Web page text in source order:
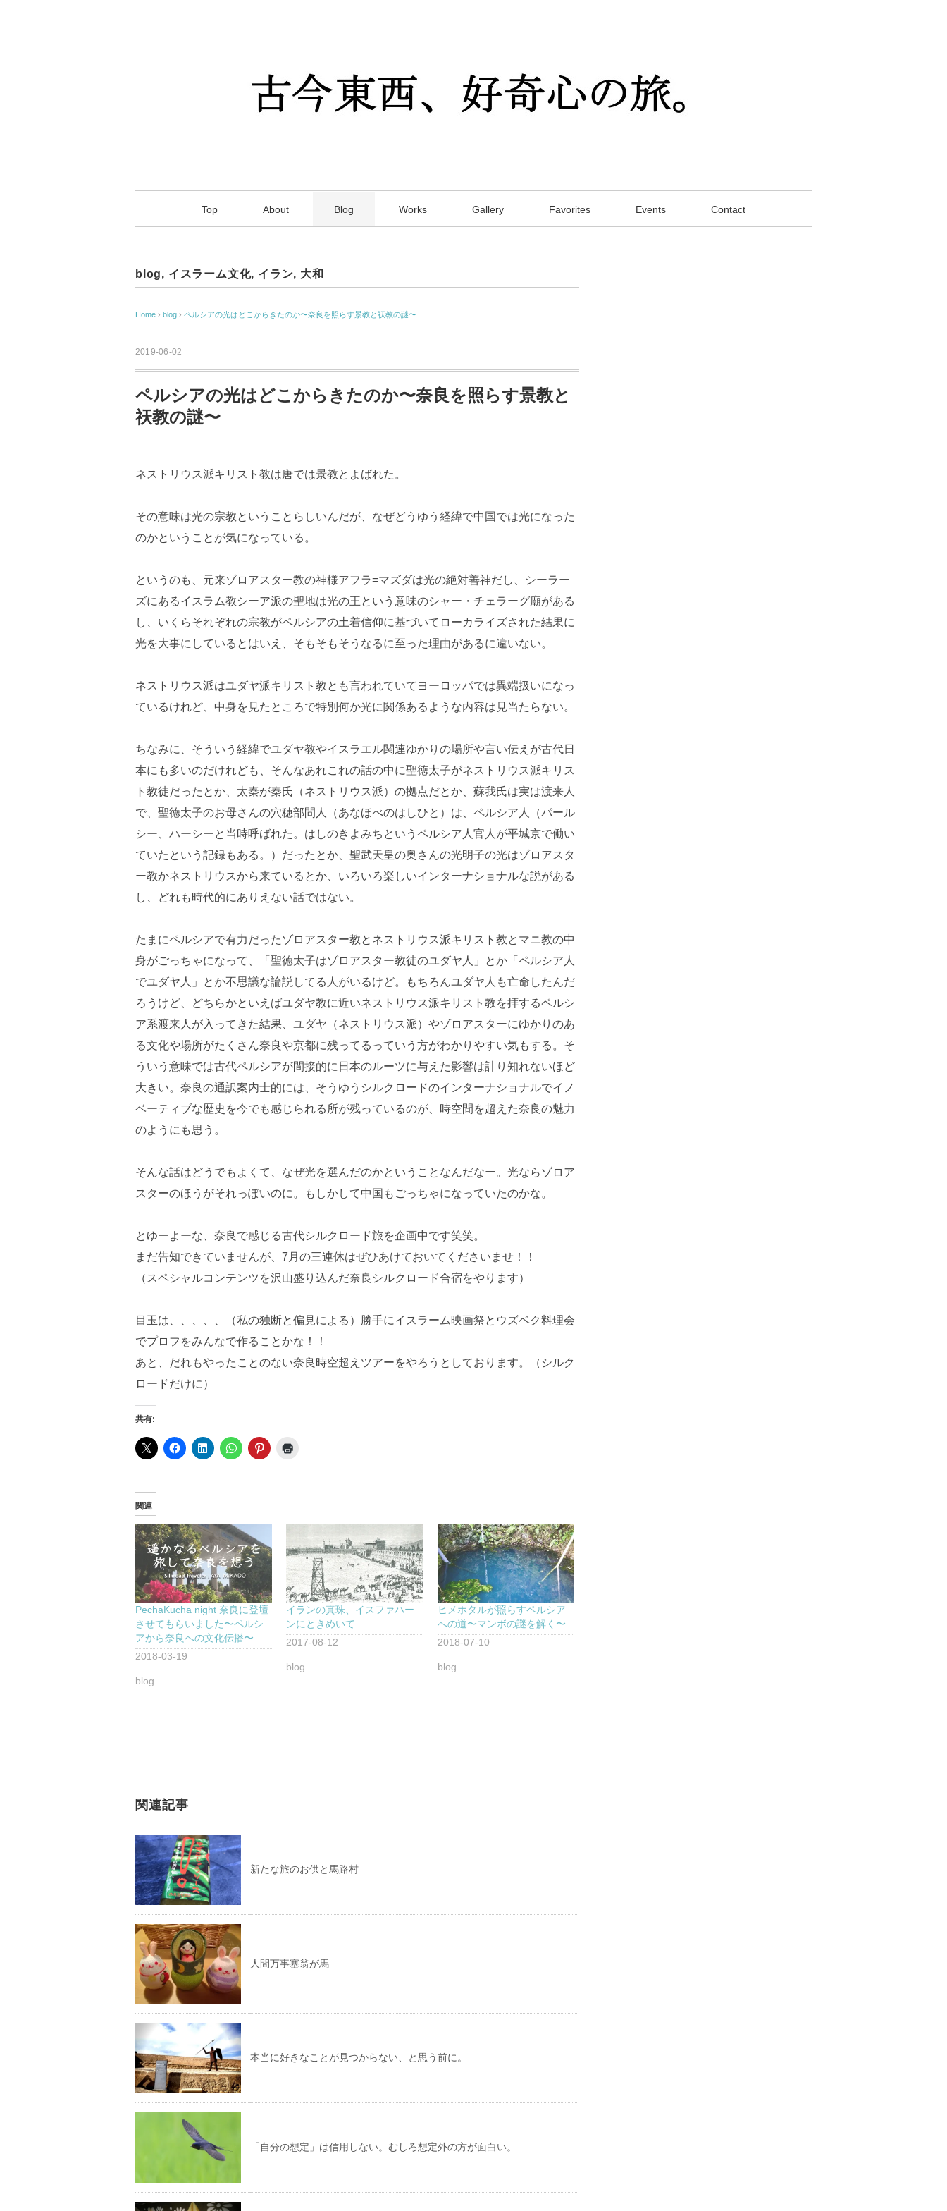
Top About Blog Works Gallery Favorites Events Contact
blog, イスラーム文化, イラン, 大和
Home › blog › ペルシアの光はどこからきたのか〜奈良を照らす景教と祆教の謎〜
2019-06-02
ペルシアの光はどこからきたのか〜奈良を照らす景教と
祆教の謎〜
ネストリウス派キリスト教は唐では景教とよばれた。
その意味は光の宗教ということらしいんだが、なぜどうゆう経緯で中国では光になった
のかということが気になっている。
というのも、元来ゾロアスター教の神様アフラ=マズダは光の絶対善神だし、シーラー
ズにあるイスラム教シーア派の聖地は光の王という意味のシャー・チェラーグ廟がある
し、いくらそれぞれの宗教がペルシアの土着信仰に基づいてローカライズされた結果に
光を大事にしているとはいえ、そもそもそうなるに至った理由があるに違いない。
ネストリウス派はユダヤ派キリスト教とも言われていてヨーロッパでは異端扱いになっ
ているけれど、中身を見たところで特別何か光に関係あるような内容は見当たらない。
ちなみに、そういう経緯でユダヤ教やイスラエル関連ゆかりの場所や言い伝えが古代日
本にも多いのだけれども、そんなあれこれの話の中に聖徳太子がネストリウス派キリス
ト教徒だったとか、太秦が秦氏（ネストリウス派）の拠点だとか、蘇我氏は実は渡来人
で、聖徳太子のお母さんの穴穂部間人（あなほべのはしひと）は、ペルシア人（パール
シー、ハーシーと当時呼ばれた。はしのきよみちというペルシア人官人が平城京で働い
ていたという記録もある。）だったとか、聖武天皇の奥さんの光明子の光はゾロアスタ
ー教かネストリウスから来ているとか、いろいろ楽しいインターナショナルな説がある
し、どれも時代的にありえない話ではない。
たまにペルシアで有力だったゾロアスター教とネストリウス派キリスト教とマニ教の中
身がごっちゃになって、「聖徳太子はゾロアスター教徒のユダヤ人」とか「ペルシア人
でユダヤ人」とか不思議な論説してる人がいるけど。もちろんユダヤ人も亡命したんだ
ろうけど、どちらかといえばユダヤ教に近いネストリウス派キリスト教を拝するペルシ
ア系渡来人が入ってきた結果、ユダヤ（ネストリウス派）やゾロアスターにゆかりのあ
る文化や場所がたくさん奈良や京都に残ってるっていう方がわかりやすい気もする。そ
ういう意味では古代ペルシアが間接的に日本のルーツに与えた影響は計り知れないほど
大きい。奈良の通訳案内士的には、そうゆうシルクロードのインターナショナルでイノ
ベーティブな歴史を今でも感じられる所が残っているのが、時空間を超えた奈良の魅力
のようにも思う。
そんな話はどうでもよくて、なぜ光を選んだのかということなんだなー。光ならゾロア
スターのほうがそれっぽいのに。もしかして中国もごっちゃになっていたのかな。
とゆーよーな、奈良で感じる古代シルクロード旅を企画中です笑笑。
まだ告知できていませんが、7月の三連休はぜひあけておいてくださいませ！！
（スペシャルコンテンツを沢山盛り込んだ奈良シルクロード合宿をやります）
目玉は、、、、、（私の独断と偏見による）勝手にイスラーム映画祭とウズベク料理会
でプロフをみんなで作ることかな！！
あと、だれもやったことのない奈良時空超えツアーをやろうとしております。（シルク
ロードだけに）
共有:
関連
PechaKucha night 奈良に登壇
させてもらいました〜ペルシ
アから奈良への文化伝播〜
2018-03-19
blog
イランの真珠、イスファハー
ンにときめいて
2017-08-12
blog
ヒメホタルが照らすペルシア
への道〜マンボの謎を解く〜
2018-07-10
blog
関連記事
新たな旅のお供と馬路村
人間万事塞翁が馬
本当に好きなことが見つからない、と思う前に。
「自分の想定」は信用しない。むしろ想定外の方が面白い。